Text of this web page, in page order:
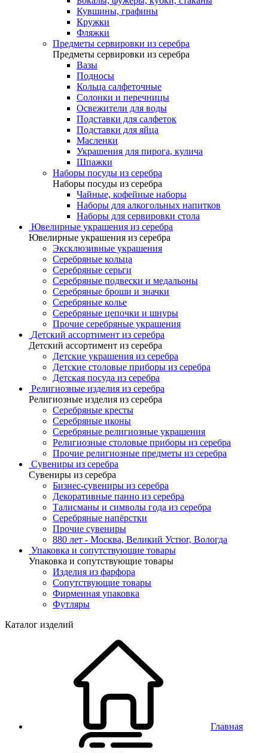
Кувшины, графины
Кружки
Фляжки
Предметы сервировки из серебра
Предметы сервировки из серебра
Вазы
Подносы
Кольца салфеточные
Солонки и перечницы
Освежители для воды
Подставки для салфеток
Подставки для яйца
Масленки
Украшения для пирога, кулича
Шпажки
Наборы посуды из серебра
Наборы посуды из серебра
Чайные, кофейные наборы
Наборы для алкогольных напитков
Наборы для сервировки стола
Ювелирные украшения из серебра
Ювелирные украшения из серебра
Эксклюзивные украшения
Серебряные кольца
Серебряные серьги
Серебряные подвески и медальоны
Серебряные броши и значки
Серебряные колье
Серебряные цепочки и шнуры
Прочие серебряные украшения
Детский ассортимент из серебра
Детский ассортимент из серебра
Детские украшения из серебра
Детские столовые приборы из серебра
Детская посуда из серебра
Религиозные изделия из серебра
Религиозные изделия из серебра
Серебряные кресты
Серебряные иконы
Серебряные религиозные украшения
Религиозные столовые приборы из серебра
Прочие религиозные предметы из серебра
Сувениры из серебра
Сувениры из серебра
Бизнес-сувениры из серебра
Декоративные панно из серебра
Талисманы и символы года из серебра
Серебряные напёрстки
Прочие сувениры
880 лет - Москва, Великий Устюг, Вологда
Упаковка и сопутствующие товары
Упаковка и сопутствующие товары
Изделия из фарфора
Сопутствующие товары
Фирменная упаковка
Футляры
Каталог изделий
Главная